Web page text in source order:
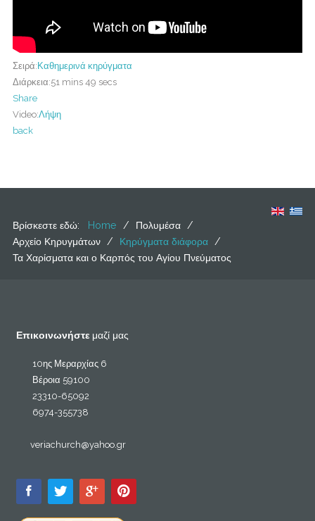
Σειρά: Καθημερινά κηρύγματα
Διάρκεια:51 mins 49 secs
Share
Video:Λήψη
back
Βρίσκεστε εδώ: Home / Πολυμέσα /
Αρχείο Κηρυγμάτων / Κηρύγματα διάφορα /
Τα Χαρίσματα και ο Καρπός του Αγίου Πνεύματος
Επικοινωνήστε μαζί μας
10ης Μεραρχίας 6
Βέροια 59100
23310-65092
6974-355738
veriachurch@yahoo.gr